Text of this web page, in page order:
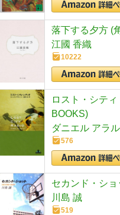
落下する夕方 (
江國 香織
10222
ロスト・シテ
BOOKS)
ダニエル アラ
576
セカンド・シ
川島 誠
519